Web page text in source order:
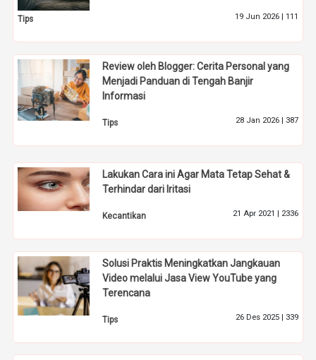
Tips 19 Jun 2026 | 111
Review oleh Blogger: Cerita Personal yang
Menjadi Panduan di Tengah Banjir
Informasi
Tips 28 Jan 2026 | 387
Lakukan Cara ini Agar Mata Tetap Sehat &
Terhindar dari Iritasi
Kecantikan 21 Apr 2021 | 2336
Solusi Praktis Meningkatkan Jangkauan
Video melalui Jasa View YouTube yang
Terencana
Tips 26 Des 2025 | 339